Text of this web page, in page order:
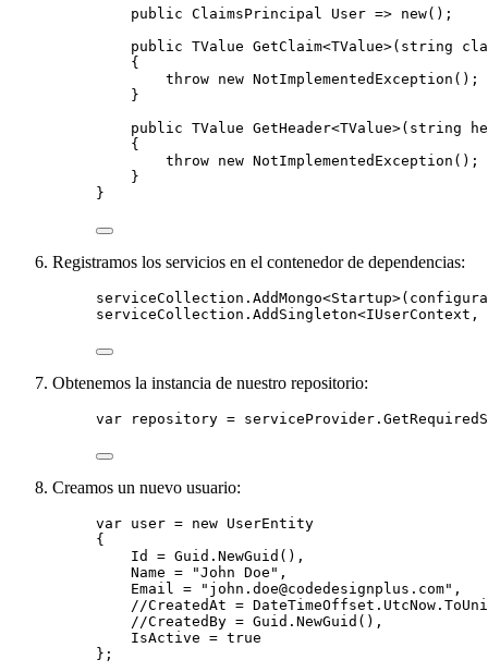
public ClaimsPrincipal User => new();
public TValue GetClaim<TValue>( string
{
throw new NotImplementedException();
}
public TValue GetHeader<TValue>( string
{
throw new NotImplementedException();
}
}
Registramos los servicios en el contenedor de dependencias:
serviceCollection . AddMongo
serviceCollection . AddSingleton<IUserContext,
Obtenemos la instancia de nuestro repositorio:
var repository = serviceProvider .
Creamos un nuevo usuario:
var user = new UserEntity
{
Id = Guid . NewGuid (),
Name = "John Doe " ,
Email = " john.doe@codedesignplus.com" ,
//CreatedAt =
//CreatedBy = Guid.NewGuid(),
IsActive = true
};